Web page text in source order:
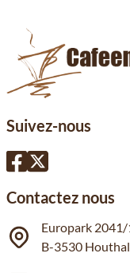
Suivez-nous
Contactez nous
Europark 2041/
B-3530